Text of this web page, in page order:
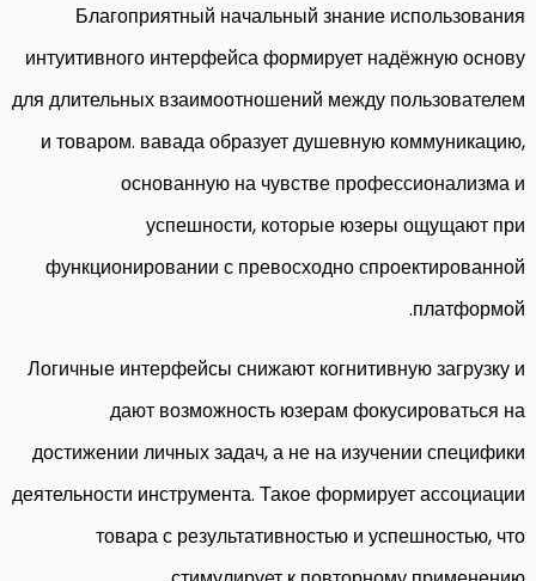
Благоприятный начальный знание использования
интуитивного интерфейса формирует надёжную основу
для длительных взаимоотношений между пользователем
и товаром. вавада образует душевную коммуникацию,
основанную на чувстве профессионализма и
успешности, которые юзеры ощущают при
функционировании с превосходно спроектированной
платформой.
Логичные интерфейсы снижают когнитивную загрузку и
дают возможность юзерам фокусироваться на
достижении личных задач, а не на изучении специфики
деятельности инструмента. Такое формирует ассоциации
товара с результативностью и успешностью, что